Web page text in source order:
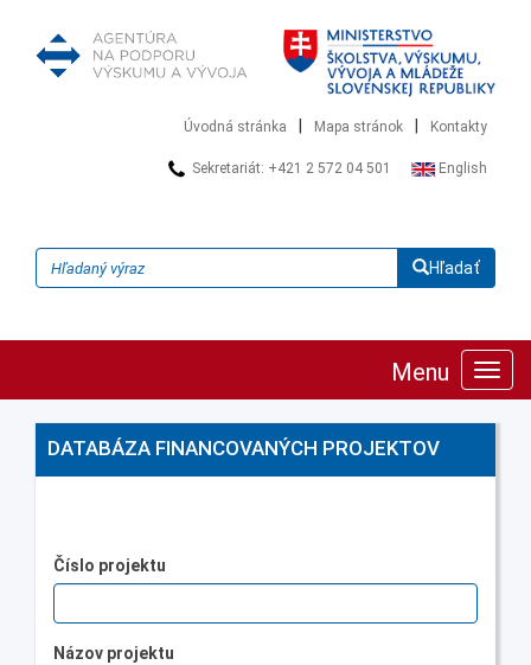
Úvodná stránka Mapa stránok Kontakty
Sekretariát: +421 2 572 04 501 English
Hľadať
Menu
DATABÁZA FINANCOVANÝCH PROJEKTOV
Číslo projektu
Názov projektu